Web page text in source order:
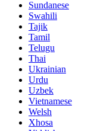
Sundanese
Swahili
Tajik
Tamil
Telugu
Thai
Ukrainian
Urdu
Uzbek
Vietnamese
Welsh
Xhosa